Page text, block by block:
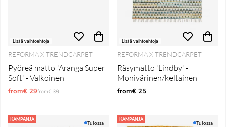
Lisää vaihtoehtoja
REFORMA X TRENDCARPET
Pyöreä matto 'Aranga Super
Soft' - Valkoinen
from€ 29Normaali hinta
from€ 39
Lisää vaihtoehtoja
REFORMA X TRENDCARPET
Räsymatto 'Lindby' -
Monivärinen/keltainen
from€ 25
KAMPANJA
Tulossa
KAMPANJA
Tulossa